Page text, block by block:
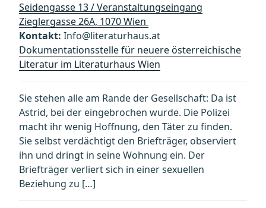
Seidengasse 13 / Veranstaltungseingang
Zieglergasse 26A, 1070 Wien
Kontakt: Info@literaturhaus.at
Dokumentationsstelle für neuere österreichische
Literatur im Literaturhaus Wien
Sie stehen alle am Rande der Gesellschaft: Da ist
Astrid, bei der eingebrochen wurde. Die Polizei
macht ihr wenig Hoffnung, den Täter zu finden.
Sie selbst verdächtigt den Briefträger, observiert
ihn und dringt in seine Wohnung ein. Der
Briefträger verliert sich in einer sexuellen
Beziehung zu […]